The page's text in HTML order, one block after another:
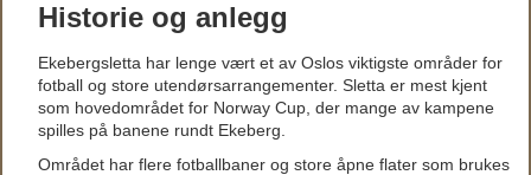
Historie og anlegg
Ekebergsletta har lenge vært et av Oslos viktigste områder for
fotball og store utendørsarrangementer. Sletta er mest kjent
som hovedområdet for Norway Cup, der mange av kampene
spilles på banene rundt Ekeberg.
Området har flere fotballbaner og store åpne flater som brukes